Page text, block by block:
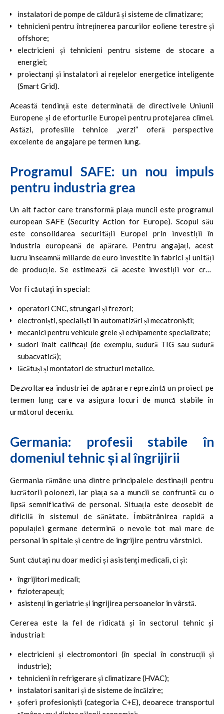
instalatori de pompe de căldură și sisteme de climatizare;
tehnicieni pentru întreținerea parcurilor eoliene terestre și
offshore;
electricieni și tehnicieni pentru sisteme de stocare a
energiei;
proiectanți și instalatori ai rețelelor energetice inteligente
(Smart Grid).
Această tendință este determinată de directivele Uniunii
Europene și de eforturile Europei pentru protejarea climei.
Astăzi, profesiile tehnice „verzi” oferă perspective
excelente de angajare pe termen lung.
Programul SAFE: un nou impuls
pentru industria grea
Un alt factor care transformă piața muncii este programul
european SAFE (Security Action for Europe). Scopul său
este consolidarea securității Europei prin investiții în
industria europeană de apărare. Pentru angajați, acest
lucru înseamnă miliarde de euro investite în fabrici și unități
de producție. Se estimează că aceste investiții vor crea
industrial al Uniunii Europene.
Vor fi căutați în special:
operatori CNC, strungari și frezori;
electroniști, specialiști în automatizări și mecatroniști;
mecanici pentru vehicule grele și echipamente specializate;
sudori înalt calificați (de exemplu, sudură TIG sau sudură
subacvatică);
lăcătuși și montatori de structuri metalice.
Dezvoltarea industriei de apărare reprezintă un proiect pe
termen lung care va asigura locuri de muncă stabile în
următorul deceniu.
Germania: profesii stabile în
domeniul tehnic și al îngrijirii
Germania rămâne una dintre principalele destinații pentru
lucrătorii polonezi, iar piața sa a muncii se confruntă cu o
lipsă semnificativă de personal. Situația este deosebit de
dificilă în sistemul de sănătate. Îmbătrânirea rapidă a
populației germane determină o nevoie tot mai mare de
personal în spitale și centre de îngrijire pentru vârstnici.
Sunt căutați nu doar medici și asistenți medicali, ci și:
îngrijitori medicali;
fizioterapeuți;
asistenți în geriatrie și îngrijirea persoanelor în vârstă.
Cererea este la fel de ridicată și în sectorul tehnic și
industrial:
electricieni și electromontori (în special în construcții și
industrie);
tehnicieni în refrigerare și climatizare (HVAC);
instalatori sanitari și de sisteme de încălzire;
șoferi profesioniști (categoria C+E), deoarece transportul